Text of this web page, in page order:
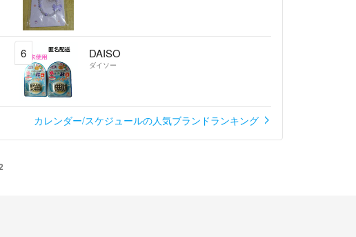
にお値引き交渉は不可にさせて下さい。お値引きが入る際
メントにて通知しますので、イイねをしてお待ち下さい。
買い以外の専用は、ご対応出来かねます。
にメルカリルールに沿って、先に購入した方が優先です。ご了
材は、節約＆エコの為、リサイクル品を基本使用しています
麗なものを使用します。ご理解ください。
6 DAISO
ダイソー
カレンダー/スケジュールの人気ブランドランキング